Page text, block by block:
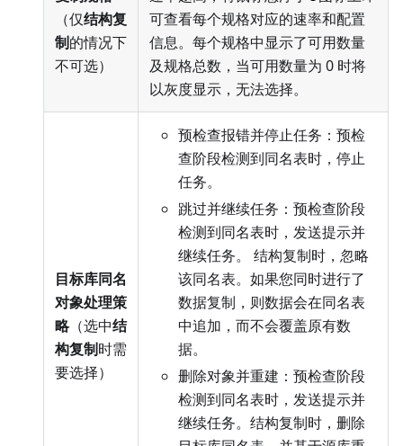
（仅结构复
制的情况下
不可选）
可查看每个规格对应的速率和配置
信息。每个规格中显示了可用数量
及规格总数，当可用数量为 0 时将
以灰度显示，无法选择。
目标库同名
对象处理策
略（选中结
构复制时需
要选择）
预检查报错并停止任务：预检
查阶段检测到同名表时，停止
任务。
跳过并继续任务：预检查阶段
检测到同名表时，发送提示并
继续任务。 结构复制时，忽略
该同名表。如果您同时进行了
数据复制，则数据会在同名表
中追加，而不会覆盖原有数
据。
删除对象并重建：预检查阶段
检测到同名表时，发送提示并
继续任务。结构复制时，删除